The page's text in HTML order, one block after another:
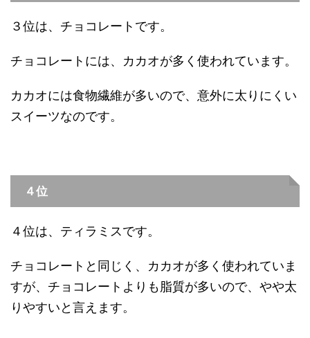
３位は、チョコレートです。
チョコレートには、カカオが多く使われています。
カカオには食物繊維が多いので、意外に太りにくい
スイーツなのです。
４位
４位は、ティラミスです。
チョコレートと同じく、カカオが多く使われていま
すが、チョコレートよりも脂質が多いので、やや太
りやすいと言えます。